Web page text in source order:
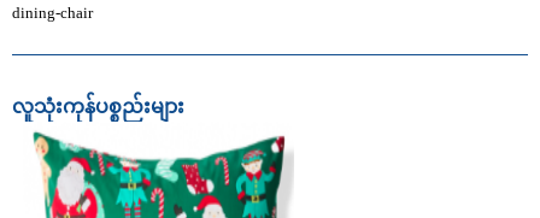
dining-chair
လူသုံးကုန်ပစ္စည်းများ